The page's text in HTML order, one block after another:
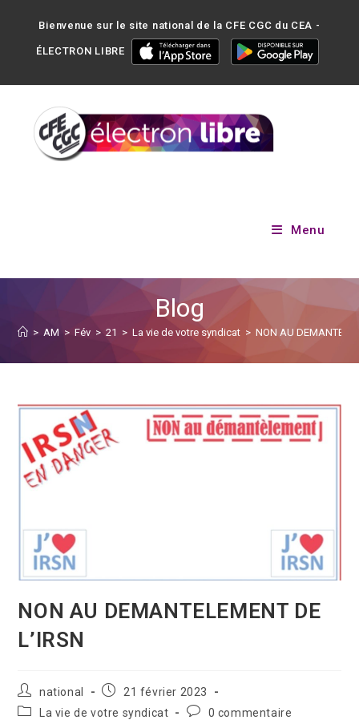
Bienvenue sur le site national de la CFE CGC du CEA -
ÉLECTRON LIBRE
Menu
Blog
> AM > Fév > 21 > La vie de votre syndicat > NON AU
NON AU DEMANTELEMENT DE
L’IRSN
national
21 février 2023
La vie de votre syndicat
0 commentaire